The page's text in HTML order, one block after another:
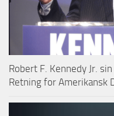
Robert F. Kennedy Jr.
Retning for Amerikansk